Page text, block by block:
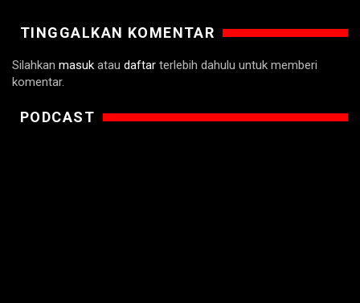
TINGGALKAN KOMENTAR
Silahkan masuk atau daftar terlebih dahulu untuk memberi
komentar.
PODCAST